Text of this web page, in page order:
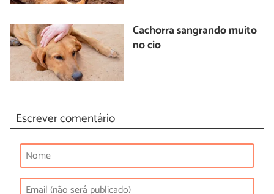
Cachorra sangrando muito
no cio
Escrever comentário